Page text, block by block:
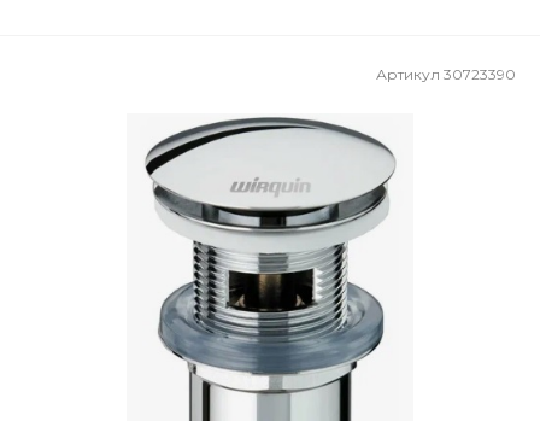
Артикул 30723390